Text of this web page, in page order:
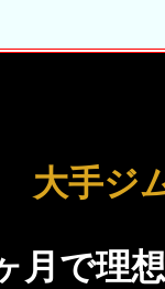
大手ジ
月で理